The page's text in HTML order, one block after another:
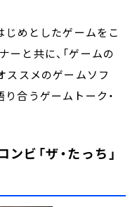
めとしたゲームをこ
ーと共に、「ゲームの
ススメのゲームソフ
り合うゲームトーク・
ビ「ザ・たっち」